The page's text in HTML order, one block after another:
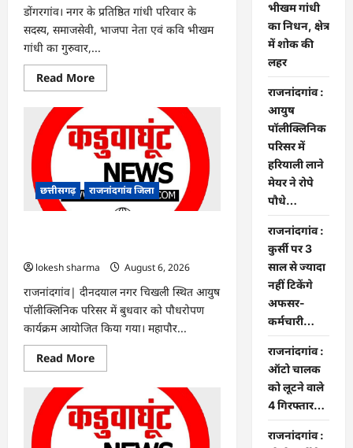
डोंगरगांव। नगर के प्रतिष्ठित गांधी परिवार के
सदस्य, समाजसेवी, भाजपा नेता एवं कवि भीखम
गांधी का गुरुवार,...
Read MoreRead
more
Rajnandgaon
समाजसेवी,
भाजपा
नेता
एवं
कवि
भीखम
गांधी
की
लहर
छत्तीसगढ़ राजनांदगांव जिला
lokesh sharma
August 6, 2026
राजनांदगांव| दीनदयाल नगर चिखली स्थित आयुष
पॉलीक्लिनिक परिसर में बुधवार को पौधरोपण
कार्यक्रम आयोजित किया गया। महापौर...
Read MoreRead
more
:
आयुष
पॉलीक्लिनिक
परिसर
भीखम गांधी
का निधन, क्षेत्र
में शोक की
लहर
राजनांदगांव :
आयुष
पॉलीक्लिनिक
परिसर में
हरियाली लाने
मेयर ने रोपे
पौधे…
राजनांदगांव :
कुर्सी पर 3
साल से ज्यादा
नहीं टिकेंगे
अफसर-
कर्मचारी…
राजनांदगांव :
ऑटो चालक
को लूटने वाले
4 गिरफ्तार…
राजनांदगांव :